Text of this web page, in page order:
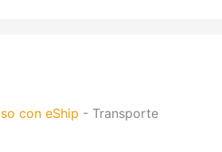
con eShip - Transporte